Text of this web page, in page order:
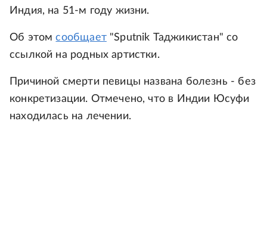
Индия, на 51-м году жизни.
Об этомсообщает"Sputnik Таджикистан" со
ссылкой на родных артистки.
Причиной смерти певицы названа болезнь - без
конкретизации. Отмечено, что в Индии Юсуфи
находилась на лечении.